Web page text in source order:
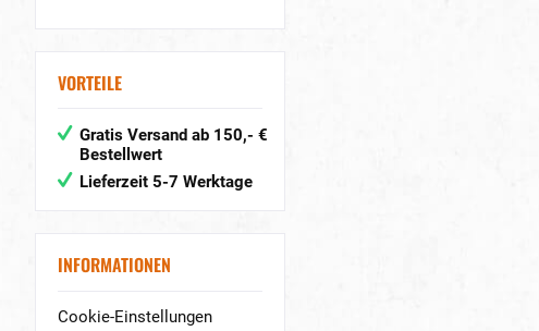
VORTEILE
Gratis Versand ab 150,- €
Bestellwert
Lieferzeit 5-7 Werktage
INFORMATIONEN
Cookie-Einstellungen